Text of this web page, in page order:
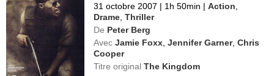
31 octobre 2007 | 1h 50min | Action,
Drame,Thriller
De Peter Berg
Avec Jamie Foxx,Jennifer Garner,Chris
Cooper
Titre originalThe Kingdom